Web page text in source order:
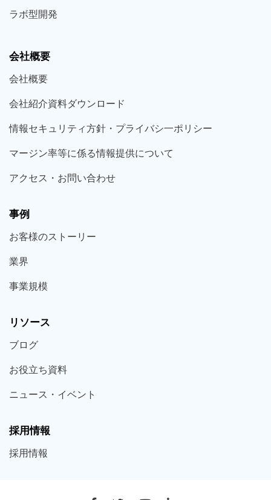
ラボ型開発
会社概要
会社概要
会社紹介資料ダウンロード
情報セキュリティ方針・プライバシ一ポリシー
マージン率等に係る情報提供について
アクセス・お問い合わせ
事例
お客様のストーリー
業界
事業規模
リソース
ブログ
お役立ち資料
ニュース・ イベント
採用情報
採用情報